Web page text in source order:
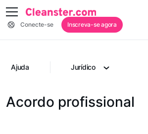
Conecte-se Inscreva-se agora
Ajuda Jurídico
Acordo profissional